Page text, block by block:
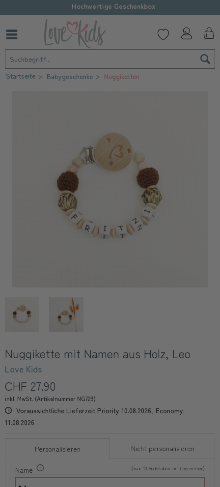
Hochwertige Geschenkbox
Startseite Babygeschenke Nuggiketten
Nuggikette mit Namen aus Holz, Leo
Love Kids
CHF 27.90
inkl. MwSt. (Artikelnummer NG729)
Voraussichtliche Lieferzeit Priority 10.08.2026, Economy:
11.08.2026
Personalisieren Nicht personalisieren
Name (max. 10 Buchstaben inkl. Leerzeichen)